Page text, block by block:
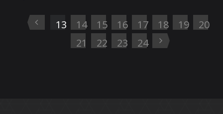
13 14 15 16 17 18 19
20
21
22 23 24